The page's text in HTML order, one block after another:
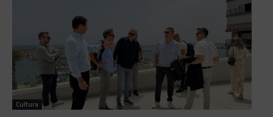
Cultura